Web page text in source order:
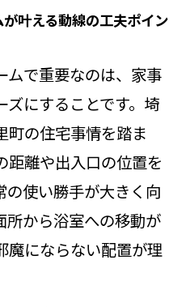
フォームで後悔し
で毎日がもっと快適
フォームで掃除し
方法
リフォームで汚れが
とは
フォームで時短掃
イント
叶える動線の工夫ポイン
ムで重要なのは、家事
ズにすることです。埼
町の住宅事情を踏ま
距離や出入口の位置を
の使い勝手が大きく向
所から浴室への移動が
魔にならない配置が理